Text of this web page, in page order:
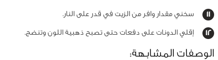
سخني مقدار وافر من الزيت في قدر على النار.
إقلي الدونات على دفعات حتى تصبح ذهبية اللون وتنضج.
الوصفات المشابهة: